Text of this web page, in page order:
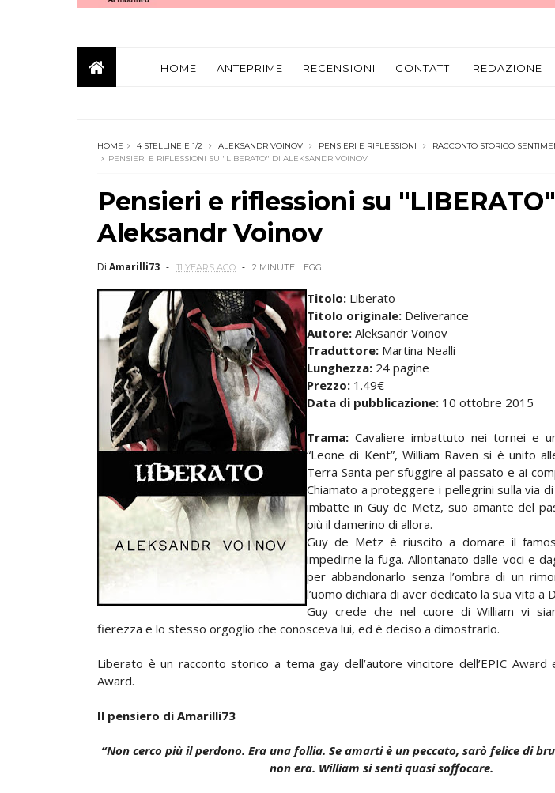
HOME ANTEPRIME RECENSIONI CONTATTI REDAZIONE
HOME 4 STELLINE E 1/2 ALEKSANDR VOINOV PENSIERI E RIFLESSIONI RACCONTO STORICO
PENSIERI E RIFLESSIONI SU "LIBERATO" DI ALEKSANDR VOINOV
Pensieri e riflessioni su
Aleksandr Voinov
Di Amarilli73 11 YEARS AGO 2 MINUTE LEGGI
Titolo: Liberato
Titolo originale: Deliverance
Autore: Aleksandr Voinov
Traduttore: Martina Nealli
Lunghezza: 24 pagine
Prezzo: 1.49€
Data di pubblicazione: 10 ottobre 2015
Trama: Cavaliere imbattuto nei tornei e
“Leone di Kent”, William Raven si è unito
Terra Santa per sfuggire al passato e ai
Chiamato a proteggere i pellegrini sulla via
imbatte in Guy de Metz, suo amante del
più il damerino di allora.
Guy de Metz è riuscito a domare il
impedirne la fuga. Allontanato dalle voci e
per abbandonarlo senza l’ombra di un
l’uomo dichiara di aver dedicato la sua vita a
Guy crede che nel cuore di William vi
fierezza e lo stesso orgoglio che conosceva lui, ed è deciso a dimostrarlo.
Liberato è un racconto storico a tema gay dell’autore vincitore dell’EPIC Award
Award.
Il pensiero di Amarilli73
“Non cerco più il perdono. Era una follia. Se amarti è un peccato, sarò felice di
non era. William si sentì quasi soffocare.